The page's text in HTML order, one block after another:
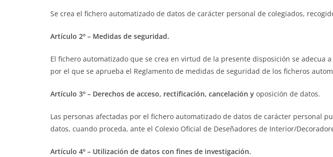
Se crea el fichero automatizado de datos de carácter personal de colegiados,
Artículo 2º – Medidas de seguridad.
El fichero automatizado que se crea en virtud de la presente disposición se adecua
por el que se aprueba el Reglamento de medidas de seguridad de los ficheros
Artículo 3º – Derechos de acceso, rectificación, cancelación y oposición de datos.
Las personas afectadas por el fichero automatizado de datos de carácter personal
datos, cuando proceda, ante el Colexio Oficial de Deseñadores de Interior/
Artículo 4º – Utilización de datos con fines de investigación.